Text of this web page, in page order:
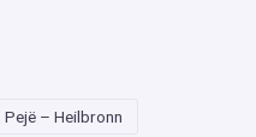
Pejë – Heilbronn